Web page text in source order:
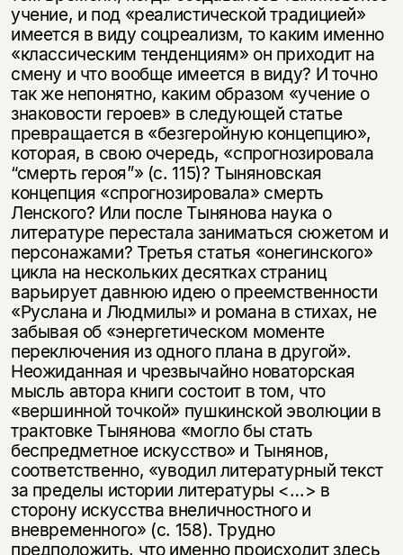
учение, и под «реалистической традицией»
имеется в виду соцреализм, то каким именно
«классическим тенденциям» он приходит на
смену и что вообще имеется в виду? И точно
так же непонятно, каким образом «учение о
знаковости героев» в следующей статье
превращается в «безгеройную концепцию»,
которая, в свою очередь, «спрогнозировала
“смерть героя”» (с. 115)? Тыняновская
концепция «спрогнозировала» смерть
Ленского? Или после Тынянова наука о
литературе перестала заниматься сюжетом и
персонажами? Третья статья «онегинского»
цикла на нескольких десятках страниц
варьирует давнюю идею о преемственности
«Руслана и Людмилы» и романа в стихах, не
забывая об «энергетическом моменте
переключения из одного плана в другой».
Неожиданная и чрезвычайно новаторская
мысль автора книги состоит в том, что
«вершинной точкой» пушкинской эволюции в
трактовке Тынянова «могло бы стать
беспредметное искусство» и Тынянов,
соответственно, «уводил литературный текст
за пределы истории литературы <…> в
сторону искусства внеличностного и
вневременного» (с. 158). Трудно
предположить, что именно происходит здесь